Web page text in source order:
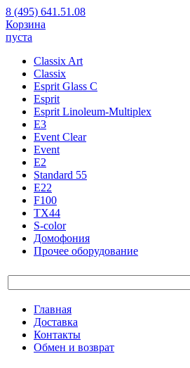
8 (495) 641.51.08
Корзина
пуста
Classix Art
Classix
Esprit Glass C
Esprit
Esprit Linoleum-Multiplex
E3
Event Clear
Event
E2
Standard 55
E22
F100
TX44
S-color
Домофония
Прочее оборудование
Главная
Доставка
Контакты
Обмен и возврат